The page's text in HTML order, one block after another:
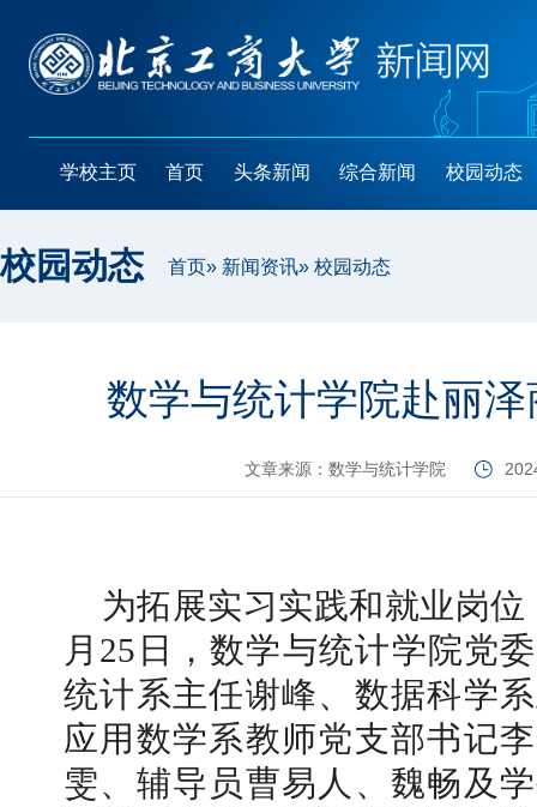
学校主页 首页 头条新闻 综合新闻 校园动态
校园动态 首页» 新闻资讯» 校园动态
数学与统计学院赴丽
文章来源：数学与统计学院
为拓展实习实践和就业岗
月25日，数学与统计学院党
统计系主任谢峰、数据科学
应用数学系教师党支部书记
雯、辅导员曹易人、魏畅及